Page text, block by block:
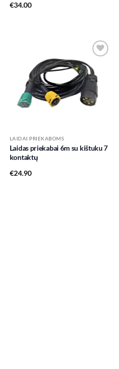
€34.00
Add to
wishlist
LAIDAI PRIEKABOMS
Laidas priekabai 6m su kištuku 7
kontaktų
€24.90